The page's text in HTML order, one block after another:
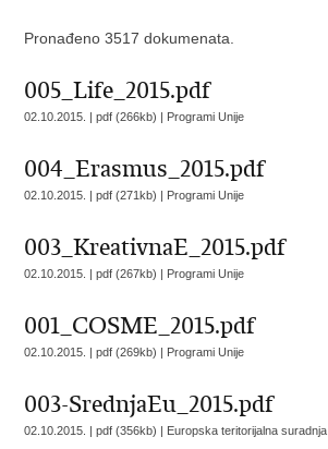
Pronađeno 3517 dokumenata.
005_Life_2015.pdf
02.10.2015. | pdf (266kb) | Programi Unije
004_Erasmus_2015.pdf
02.10.2015. | pdf (271kb) | Programi Unije
003_KreativnaE_2015.pdf
02.10.2015. | pdf (267kb) | Programi Unije
001_COSME_2015.pdf
02.10.2015. | pdf (269kb) | Programi Unije
003-SrednjaEu_2015.pdf
02.10.2015. | pdf (356kb) | Europska teritorijalna suradnja